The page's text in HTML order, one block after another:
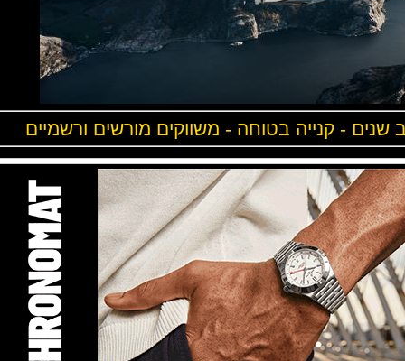
- קנייה בטוחה - משווקים מורשים ורשמיים